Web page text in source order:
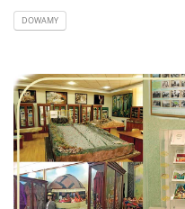
DOWAMY